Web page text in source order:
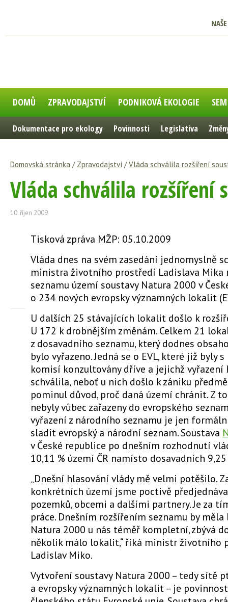
DOMŮ ZPRAVODAJSTVÍ PODNIKOVÁ EKOLOGIE
Dokumentace pro ekology Povinnosti Legislativa
Domovská stránka / Zpravodajství /Vláda schválila rozšíření
Vláda schválila rozšíření
10. říjen 2009
Tisková zpráva MŽP: 05.10.2009
Vláda dnes na svém zasedání jednomyslně
ministra životního prostředí Ladislava Mika
seznamu území soustavy Natura 2000 v
o 234 nových evropsky významných lokalit
U dalších 25 stávajících lokalit došlo k
U 172 k drobnějším změnám. Celkem 21
z dosavadního seznamu, který dodnes
bylo vyřazeno. Jedná se o EVL, které již byly
komisí konzultovány dříve a jejichž vyřazení
schválila, neboť u nich došlo k zániku
pominul důvod, proč daná území chránit. Z
nebyly vůbec zařazeny do evropského
vyřazení z národního seznamu je jen
sladit evropský a národní seznam. Soustava
v České republice po dnešním rozhodnutí
10,11 % území ČR namísto dosavadních 9,25
„Dnešní hlasování vlády mě velmi potěšilo.
konkrétních území jsme poctivě
pozemků, obcemi a dalšími partnery. Je za
práce. Dnešním rozšířením seznamu by
Natura 2000 u nás téměř kompletní, zbývá
několik málo lokalit,“ říká ministr životního
Ladislav Miko.
Vytvoření soustavy Natura 2000 – tedy sítě
a evropsky významných lokalit – je